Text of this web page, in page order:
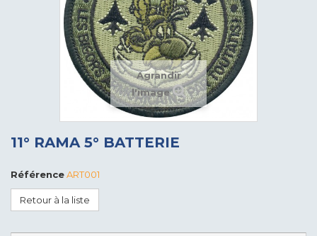
Agrandir
l'image
11° RAMA 5° BATTERIE
RéférenceART001
Retour à la liste